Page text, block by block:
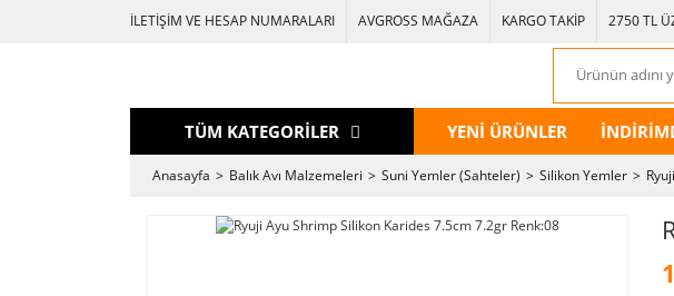
İLETİŞİM VE HESAP NUMARALARI AVGROSS MAĞAZA KARGO TAKİP 2750 TL
TÜM KATEGORİLER YENİ ÜRÜNLER
Anasayfa Balık Avı Malzemeleri Suni Yemler (Sahteler) Silikon Yemler